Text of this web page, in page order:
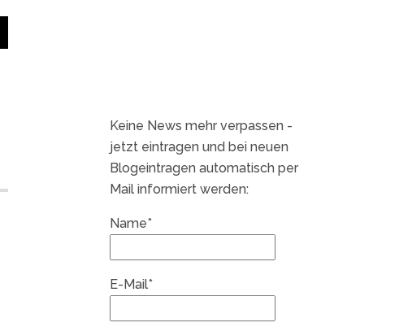
Keine News mehr verpassen -
jetzt eintragen und bei neuen
Blogeintragen automatisch per
Mail informiert werden:
Name*
E-Mail*